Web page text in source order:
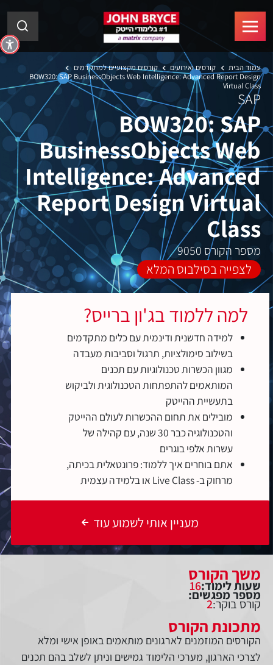
עמוד הבית קורסים ואירועים
קורסים מקצועיים למתקדמים
BOW320: SAP BusinessObjects Web Intelligence: Advanced Report Design
Virtual Class
SAP
BOW320: SAP
BusinessObjects Web
Intelligence: Advanced
Report Design Virtual
Class
מספר הקורס 9050
לצפייה בסילבוס המלא
למה ללמוד בג'ון ברייס?
למידה חדשנית ודינמית עם כלים מתקדמים
בשילוב סימולציות, תרגול וסביבות מעבדה
מגוון הכשרות טכנולוגיות עם תכנים
המותאמים להתפתחות הטכנולוגית ולביקוש
בתעשיית ההייטק
מובילים את תחום ההכשרות לעולם ההייטק
והטכנולוגיה כבר 30 שנה, עם קהילה של
עשרות אלפי בוגרים
אתם בוחרים איך ללמוד: פרונטאלית בכיתה,
מרחוק ב- Live Class או בלמידה עצמית
מעניין אותי לשמוע עוד
משך הקורס
שעות לימוד:16
מספר מפגשים:
קורס בוקר:2
מתכונת הקורס
הקורסים המוזמנים לארגונים מותאמים באופן אישי ומלא
לצרכי הארגון, מערכי הלימוד גמישים וניתן לשלב בהם תכנים